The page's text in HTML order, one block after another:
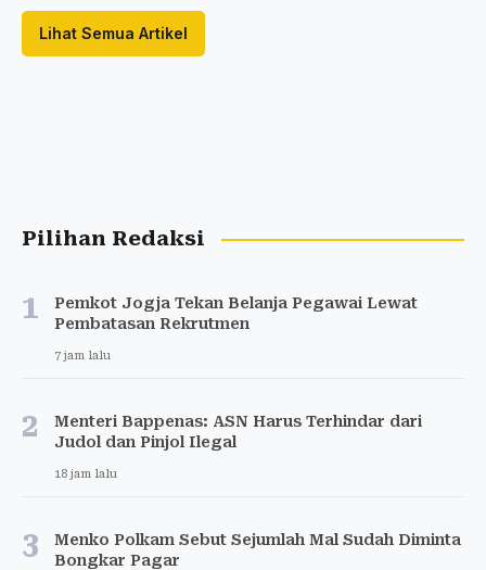
Lihat Semua Artikel
Pilihan Redaksi
1
Pemkot Jogja Tekan Belanja Pegawai Lewat
Pembatasan Rekrutmen
7 jam lalu
2
Menteri Bappenas: ASN Harus Terhindar dari
Judol dan Pinjol Ilegal
18 jam lalu
3
Menko Polkam Sebut Sejumlah Mal Sudah Diminta
Bongkar Pagar